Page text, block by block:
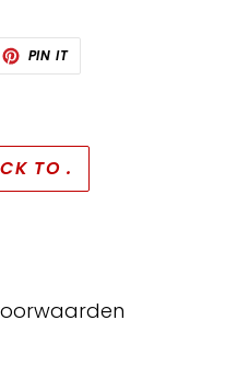
PIN ITPIN
PINTEREST
TO .